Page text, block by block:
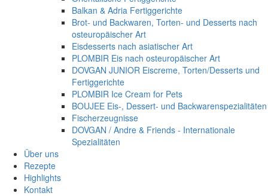
Balkan & Adria Fertiggerichte
Brot- und Backwaren, Torten- und Desserts nach
osteuropäischer Art
Eisdesserts nach asiatischer Art
PLOMBIR Eis nach osteuropäischer Art
DOVGAN JUNIOR Eiscreme, Torten/Desserts und
Fertiggerichte
PLOMBIR Ice Cream for Pets
BOUJEE Eis-, Dessert- und Backwarenspezialitäten
Fischerzeugnisse
DOVGAN / Andre & Friends - Internationale
Spezialitäten
Über uns
Rezepte
Highlights
Kontakt